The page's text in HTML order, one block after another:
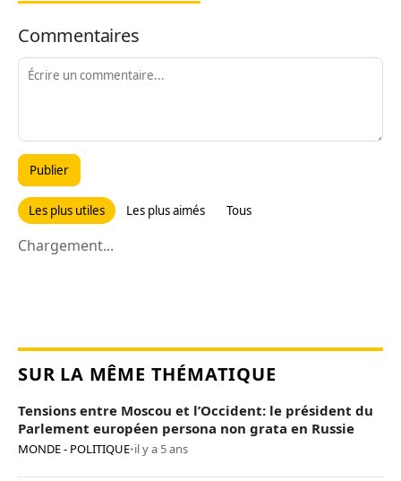
Commentaires
Publier
Les plus utiles Les plus aimés Tous
Chargement...
SUR LA MÊME THÉMATIQUE
Tensions entre Moscou et l’Occident: le président du
Parlement européen persona non grata en Russie
MONDE - POLITIQUE•il y a 5 ans